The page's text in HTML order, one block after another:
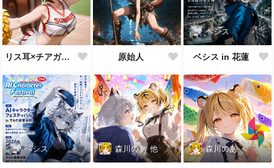
リス耳×チアガール 原始人
ベシス
ベシス in 花蓮
ベシス 森川のあ 他 森川のあ